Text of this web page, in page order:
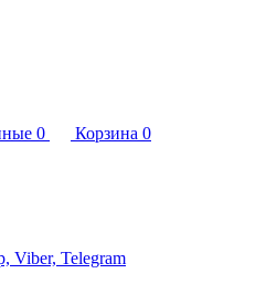
0 Корзина 0
Viber, Telegram